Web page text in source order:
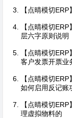
【点晴模切
【点晴模切
层六字原则说明
【点晴模切
客户发票开票业
【点晴模切
如何启用反记账
【点晴模切
理虚拟物料的